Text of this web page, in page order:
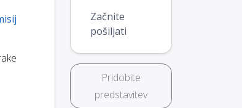
Začnite
pošiljati
Pridobite
predstavitev